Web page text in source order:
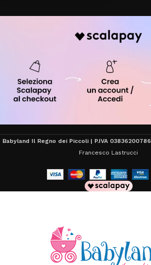
Babyland Il Regno dei Piccoli | P.IVA 03836200786
Francesco Lastrucci